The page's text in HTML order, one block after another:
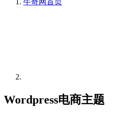
牛奇网 首页
Wordpress电商主题